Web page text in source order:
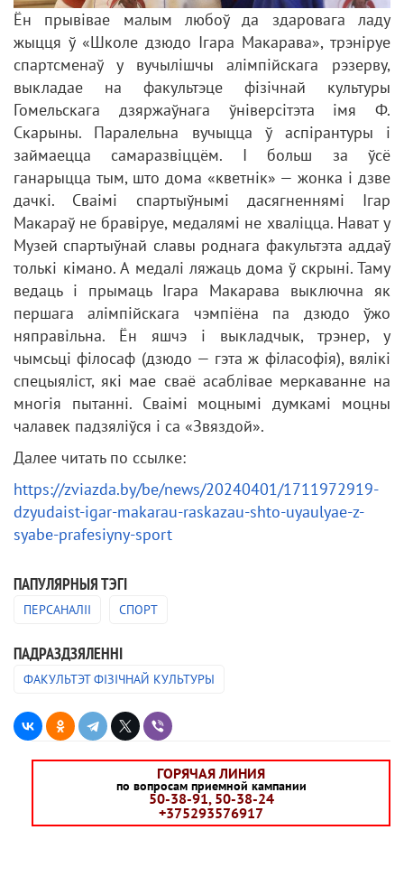
Ён прывівае малым любоў да здаровага ладу
жыцця ў «Школе дзюдо Ігара Макарава», трэніруе
спартсменаў у вучылішчы алімпійскага рэзерву,
выкладае на факультэце фізічнай культуры
Гомельскага дзяржаўнага ўніверсітэта імя Ф.
Скарыны. Паралельна вучыцца ў аспірантуры і
займаецца самаразвіццём. І больш за ўсё
ганарыцца тым, што дома «кветнік» — жонка і дзве
дачкі. Сваімі спартыўнымі дасягненнямі Ігар
Макараў не бравіруе, медалямі не хваліцца. Нават у
Музей спартыўнай славы роднага факультэта аддаў
толькі кімано. А медалі ляжаць дома ў скрыні. Таму
ведаць і прымаць Ігара Макарава выключна як
першага алімпійскага чэмпіёна па дзюдо ўжо
няправільна. Ён яшчэ і выкладчык, трэнер, у
чымсьці філосаф (дзюдо — гэта ж філасофія), вялікі
спецыяліст, які мае сваё асаблівае меркаванне на
многія пытанні. Сваімі моцнымі думкамі моцны
чалавек падзяліўся і са «Звяздой».
Далее читать по ссылке:
https://zviazda.by/be/news/20240401/1711972919-
dzyudaist-igar-makarau-raskazau-shto-uyaulyae-z-
syabe-prafesiyny-sport
ПАПУЛЯРНЫЯ ТЭГІ
ПЕРСАНАЛІІ СПОРТ
ПАДРАЗДЗЯЛЕННI
ФАКУЛЬТЭТ ФІЗІЧНАЙ КУЛЬТУРЫ
ГОРЯЧАЯ ЛИНИЯ
по вопросам приемной кампании
50-38-91, 50-38-24
+375293576917